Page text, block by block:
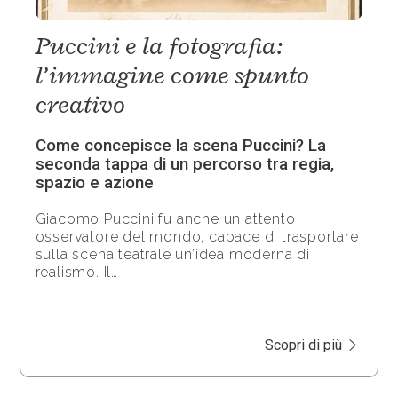
Puccini e la fotografia:
l’immagine come spunto
creativo
Come concepisce la scena Puccini? La
seconda tappa di un percorso tra regia,
spazio e azione
Giacomo Puccini fu anche un attento
osservatore del mondo, capace di trasportare
sulla scena teatrale un’idea moderna di
realismo. Il…
Scopri di più